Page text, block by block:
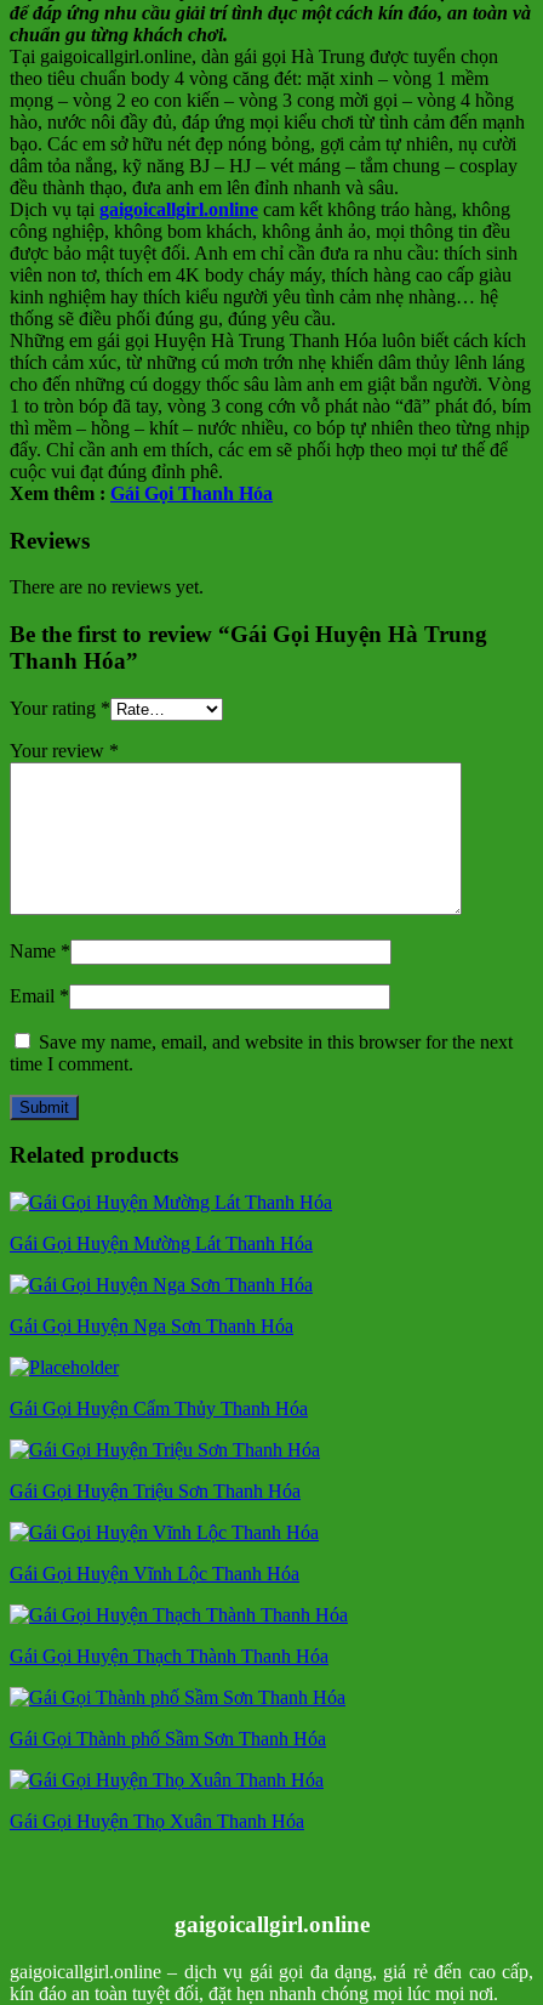
để đáp ứng nhu cầu giải trí tình dục một cách kín đáo, an toàn và
chuẩn gu từng khách chơi.
Tại gaigoicallgirl.online, dàn gái gọi Hà Trung được tuyển chọn
theo tiêu chuẩn body 4 vòng căng đét: mặt xinh – vòng 1 mềm
mọng – vòng 2 eo con kiến – vòng 3 cong mời gọi – vòng 4 hồng
hào, nước nôi đầy đủ, đáp ứng mọi kiểu chơi từ tình cảm đến mạnh
bạo. Các em sở hữu nét đẹp nóng bỏng, gợi cảm tự nhiên, nụ cười
dâm tỏa nắng, kỹ năng BJ – HJ – vét máng – tắm chung – cosplay
đều thành thạo, đưa anh em lên đỉnh nhanh và sâu.
Dịch vụ tại gaigoicallgirl.online cam kết không tráo hàng, không
công nghiệp, không bom khách, không ảnh ảo, mọi thông tin đều
được bảo mật tuyệt đối. Anh em chỉ cần đưa ra nhu cầu: thích sinh
viên non tơ, thích em 4K body cháy máy, thích hàng cao cấp giàu
kinh nghiệm hay thích kiểu người yêu tình cảm nhẹ nhàng… hệ
thống sẽ điều phối đúng gu, đúng yêu cầu.
Những em gái gọi Huyện Hà Trung Thanh Hóa luôn biết cách kích
thích cảm xúc, từ những cú mơn trớn nhẹ khiến dâm thủy lênh láng
cho đến những cú doggy thốc sâu làm anh em giật bắn người. Vòng
1 to tròn bóp đã tay, vòng 3 cong cớn vỗ phát nào “đã” phát đó, bím
thì mềm – hồng – khít – nước nhiều, co bóp tự nhiên theo từng nhịp
đẩy. Chỉ cần anh em thích, các em sẽ phối hợp theo mọi tư thế để
cuộc vui đạt đúng đỉnh phê.
Xem thêm : Gái Gọi Thanh Hóa
Reviews
There are no reviews yet.
Be the first to review “Gái Gọi Huyện Hà Trung
Thanh Hóa”
Your rating *
Your review *
Name *
Email *
Save my name, email, and website in this browser for the next
time I comment.
Related products
Gái Gọi Huyện Mường Lát Thanh Hóa
Gái Gọi Huyện Nga Sơn Thanh Hóa
Gái Gọi Huyện Cẩm Thủy Thanh Hóa
Gái Gọi Huyện Triệu Sơn Thanh Hóa
Gái Gọi Huyện Vĩnh Lộc Thanh Hóa
Gái Gọi Huyện Thạch Thành Thanh Hóa
Gái Gọi Thành phố Sầm Sơn Thanh Hóa
Gái Gọi Huyện Thọ Xuân Thanh Hóa
gaigoicallgirl.online
gaigoicallgirl.online – dịch vụ gái gọi đa dạng, giá rẻ đến cao cấp,
kín đáo an toàn tuyệt đối, đặt hẹn nhanh chóng mọi lúc mọi nơi.